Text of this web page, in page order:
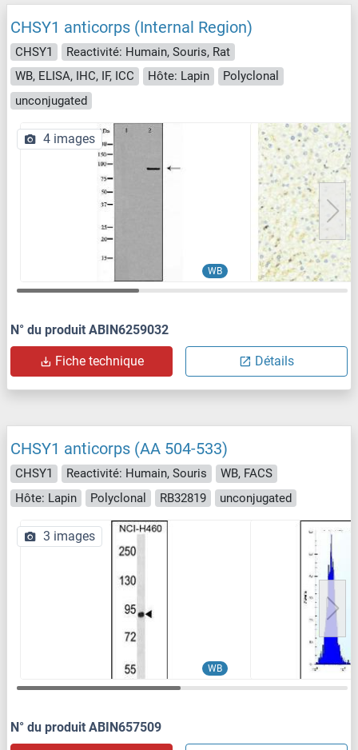
CHSY1 anticorps (Internal Region)
CHSY1
Reactivité: Humain, Souris, Rat
WB, ELISA, IHC, IF, ICC
Hôte: Lapin
Polyclonal
unconjugated
WB
4 images
N° du produit ABIN6259032
Fiche technique Détails
CHSY1 anticorps (AA 504-533)
CHSY1 Reactivité: Humain, Souris
WB, FACS
Hôte: Lapin
Polyclonal RB32819 unconjugated
WB
3 images
N° du produit ABIN657509